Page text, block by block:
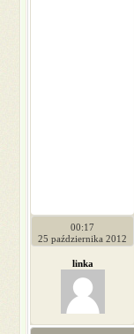
00:17
25 października 2012
linka